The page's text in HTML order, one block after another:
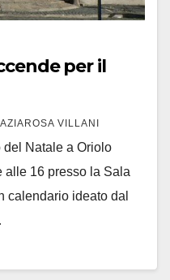
per il
VILLANI
Natale a Oriolo
alle 16 presso la Sala
calendario ideato dal